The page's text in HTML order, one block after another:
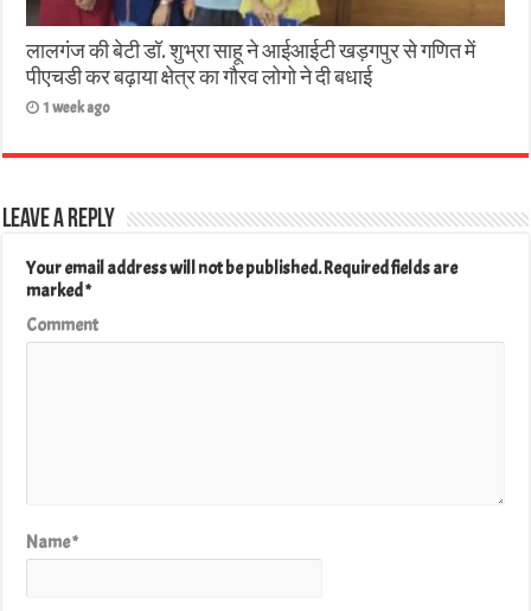
लालगंज की बेटी डॉ. शुभ्रा साहू ने आईआईटी खड़गपुर से गणित में
पीएचडी कर बढ़ाया क्षेत्र का गौरव लोगो ने दी बधाई
1 week ago
Leave a Reply
Your email address will not be published.Required fields are
marked*
Comment
Name*